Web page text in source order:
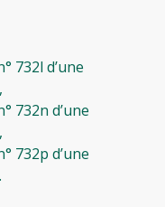
732l d’une
732n d’une
732p d’une